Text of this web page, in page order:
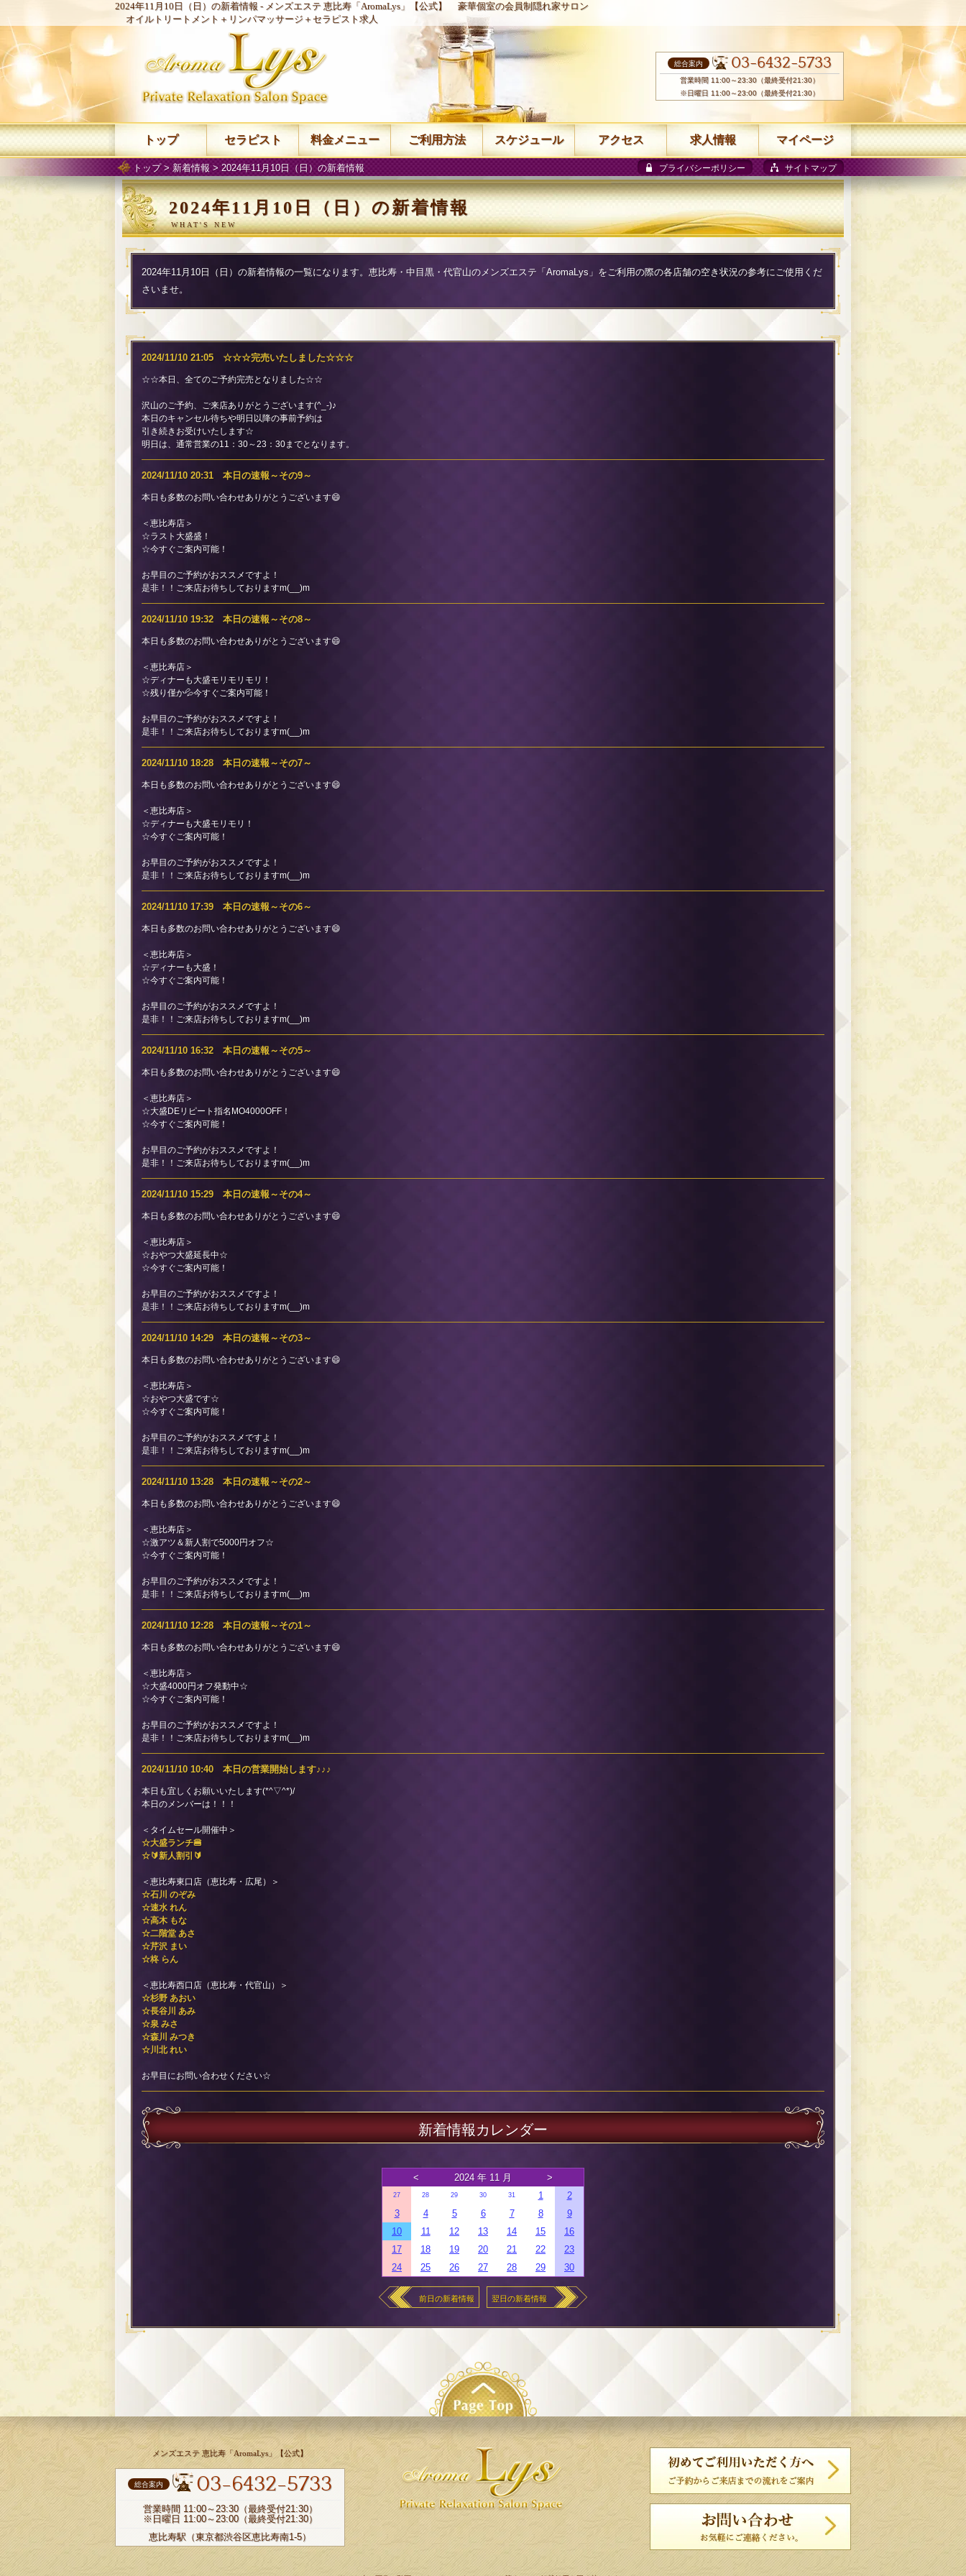
2024年11月10日（日）の新着情報 - メンズエステ 恵比寿「AromaLys」【公式】
豪華個室の会員制隠れ家サロン
オイルトリートメント＋リンパマッサージ＋セラピスト求人
トップ> 新着情報> 2024年11月10日（日）の新着情報 プライバシーポリシー サイトマップ
2024年11月10日（日）の新着情報
2024年11月10日（日）の新着情報の一覧になります。恵比寿・中目黒・代官山のメンズエステ「AromaLys」をご利用の際の各店舗の空き状況の参考にご使用くだ
さいませ。
2024/11/10 21:05 ☆☆☆完売いたしました☆☆☆
☆☆本日、全てのご予約完売となりました☆☆
沢山のご予約、ご来店ありがとうございます(^_-)♪
本日のキャンセル待ちや明日以降の事前予約は
引き続きお受けいたします☆
明日は、通常営業の11：30～23：30までとなります。
2024/11/10 20:31 本日の速報～その9～
本日も多数のお問い合わせありがとうございます😄
＜恵比寿店＞
☆ラスト大盛盛！
☆今すぐご案内可能！
お早目のご予約がおススメですよ！
是非！！ご来店お待ちしておりますm(__)m
2024/11/10 19:32 本日の速報～その8～
本日も多数のお問い合わせありがとうございます😄
＜恵比寿店＞
☆ディナーも大盛モリモリモリ！
☆残り僅か💦今すぐご案内可能！
お早目のご予約がおススメですよ！
是非！！ご来店お待ちしておりますm(__)m
2024/11/10 18:28 本日の速報～その7～
本日も多数のお問い合わせありがとうございます😄
＜恵比寿店＞
☆ディナーも大盛モリモリ！
☆今すぐご案内可能！
お早目のご予約がおススメですよ！
是非！！ご来店お待ちしておりますm(__)m
2024/11/10 17:39 本日の速報～その6～
本日も多数のお問い合わせありがとうございます😄
＜恵比寿店＞
☆ディナーも大盛！
☆今すぐご案内可能！
お早目のご予約がおススメですよ！
是非！！ご来店お待ちしておりますm(__)m
2024/11/10 16:32 本日の速報～その5～
本日も多数のお問い合わせありがとうございます😄
＜恵比寿店＞
☆大盛DEリピート指名MO4000OFF！
☆今すぐご案内可能！
お早目のご予約がおススメですよ！
是非！！ご来店お待ちしておりますm(__)m
2024/11/10 15:29 本日の速報～その4～
本日も多数のお問い合わせありがとうございます😄
＜恵比寿店＞
☆おやつ大盛延長中☆
☆今すぐご案内可能！
お早目のご予約がおススメですよ！
是非！！ご来店お待ちしておりますm(__)m
2024/11/10 14:29 本日の速報～その3～
本日も多数のお問い合わせありがとうございます😄
＜恵比寿店＞
☆おやつ大盛です☆
☆今すぐご案内可能！
お早目のご予約がおススメですよ！
是非！！ご来店お待ちしておりますm(__)m
2024/11/10 13:28 本日の速報～その2～
本日も多数のお問い合わせありがとうございます😄
＜恵比寿店＞
☆激アツ＆新人割で5000円オフ☆
☆今すぐご案内可能！
お早目のご予約がおススメですよ！
是非！！ご来店お待ちしておりますm(__)m
2024/11/10 12:28 本日の速報～その1～
本日も多数のお問い合わせありがとうございます😄
＜恵比寿店＞
☆大盛4000円オフ発動中☆
☆今すぐご案内可能！
お早目のご予約がおススメですよ！
是非！！ご来店お待ちしておりますm(__)m
2024/11/10 10:40 本日の営業開始します♪♪♪
本日も宜しくお願いいたします(*^▽^*)/
本日のメンバーは！！！
＜タイムセール開催中＞
☆大盛ランチ🍔
☆🔰新人割引🔰
＜恵比寿東口店（恵比寿・広尾）＞
☆石川 のぞみ
☆速水 れん
☆高木 もな
☆二階堂 あさ
☆芹沢 まい
☆柊 らん
＜恵比寿西口店（恵比寿・代官山）＞
☆杉野 あおい
☆長谷川 あみ
☆泉 みさ
☆森川 みつき
☆川北 れい
お早目にお問い合わせください☆
新着情報カレンダー
< 2024 年 11 月 >
27 28 29 30 31 1
2
3
4 5 6 7 8
9
10
11 12 13 14 15
16
17
18 19 20 21 22
23
24
25 26 27 28 29 30
前日の新着情報 翌日の新着情報
総合案内 03-6432-5733
営業時間 11:00～23:30（最終受付21:30）
※日曜日 11:00～23:00（最終受付21:30）
トップ セラピスト 料金メニュー ご利用方法 スケジュール アクセス 求人情報 マイページ
メンズエステ 恵比寿「AromaLys」【公式】
総合案内 03-6432-5733
営業時間 11:00～23:30（最終受付21:30）
※日曜日 11:00～23:00（最終受付21:30）
恵比寿駅（東京都渋谷区恵比寿南1-5）